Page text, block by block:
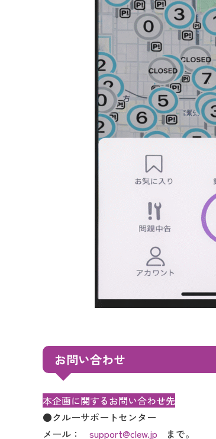
お問い合わせ
本企画に関するお問い合わせ先
●クルーサポートセンター
メール：
support@clew.jp まで。